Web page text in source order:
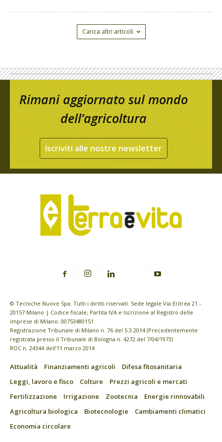
Carica altri articoli
Rimani aggiornato sul mondo
dell’agricoltura
Iscriviti alle nostre newsletter
© Tecniche Nuove Spa. Tutti i diritti riservati. Sede legale Via Eritrea 21 -
20157 Milano | Codice fiscale, Partita IVA e Iscrizione al Registro delle
imprese di Milano: 00753480151
Registrazione Tribunale di Milano n. 76 del 5.3.2014 (Precedentemente
registrata presso il Tribunale di Bologna n. 4272 del 7/04/1973)
ROC n. 24344 dell’11 marzo 2014
Attualità Finanziamenti agricoli
Difesa fitosanitaria
Leggi, lavoro e fisco
Colture
Prezzi agricoli e mercati
Fertilizzazione
Irrigazione Zootecnia
Energie rinnovabili
Agricoltura biologica
Biotecnologie
Cambiamenti climatici
Economia circolare